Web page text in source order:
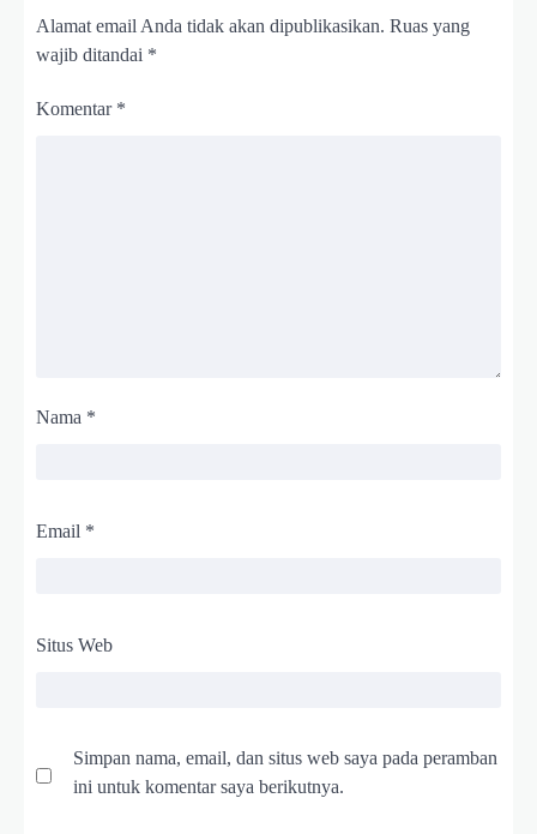
Alamat email Anda tidak akan dipublikasikan. Ruas yang
wajib ditandai *
Komentar *
Nama *
Email *
Situs Web
Simpan nama, email, dan situs web saya pada peramban
ini untuk komentar saya berikutnya.